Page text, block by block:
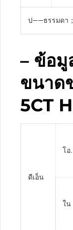
ป——ธรรมดา
– ข้อมู
ขนาด
5CT
ดีเอ็น
โอ
ใน